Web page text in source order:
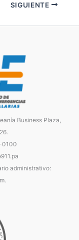
SIGUIENTE
Business Plaza,
0100
administrativo: